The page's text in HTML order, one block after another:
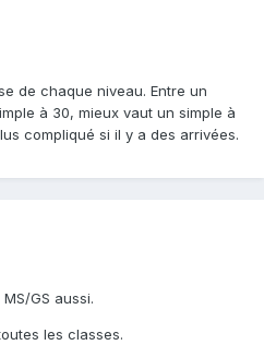
de chaque niveau. Entre un
à 30, mieux vaut un simple à
compliqué si il y a des arrivées.
GS aussi.
les classes.